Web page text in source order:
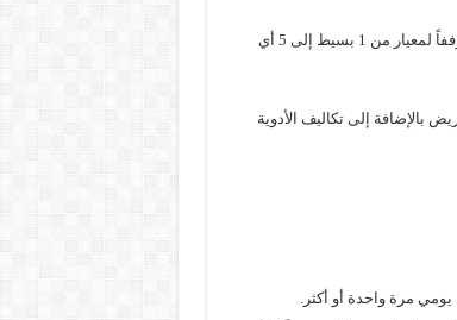
وبحسب هذه المعايير يحدد الخبير حاجة المريض إلى الرعاية الطبية أو التمريضية، وففاً لمعيار من 1 بسيط إلى 5 أي
بالإضافة إلى تكاليف الأدوية
مرة واحدة أو أكثر.